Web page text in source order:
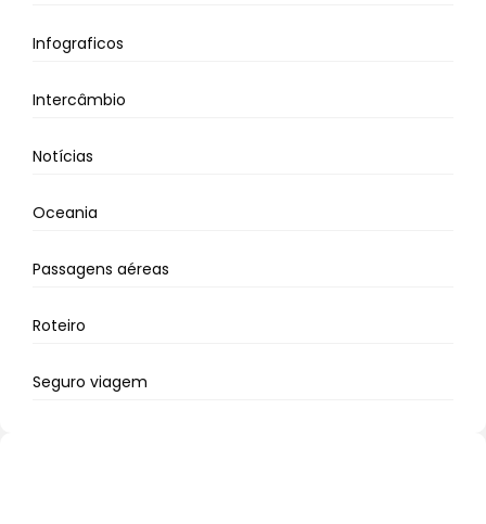
Infograficos
Intercâmbio
Notícias
Oceania
Passagens aéreas
Roteiro
Seguro viagem